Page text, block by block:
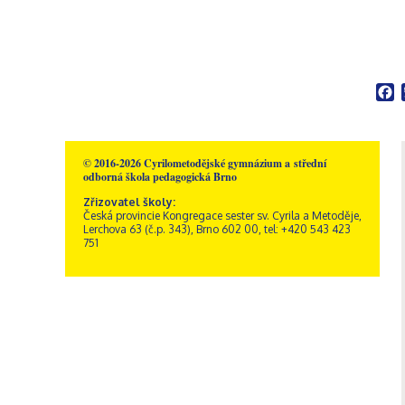
© 2016-2026 Cyrilometodějské gymnázium a střední
odborná škola pedagogická Brno
Zřizovatel školy:
Česká provincie Kongregace sester sv. Cyrila a Metoděje,
Lerchova 63 (č.p. 343), Brno 602 00, tel: +420 543 423
751